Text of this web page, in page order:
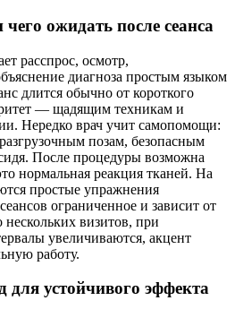
ожидать после сеанса
расспрос, осмотр,
диагноза простым языком
длится обычно от короткого
— щадящим техникам и
Нередко врач учит самопомощи:
позам, безопасным
После процедуры возможна
нормальная реакция тканей. На
простые упражнения
ограниченное и зависит от
нескольких визитов, при
увеличиваются, акцент
работу.
для устойчивого эффекта